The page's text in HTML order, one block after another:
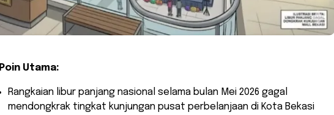
Poin Utama:
​Rangkaian libur panjang nasional selama bulan Mei 2026 gagal
mendongkrak tingkat kunjungan pusat perbelanjaan di Kota Bekasi